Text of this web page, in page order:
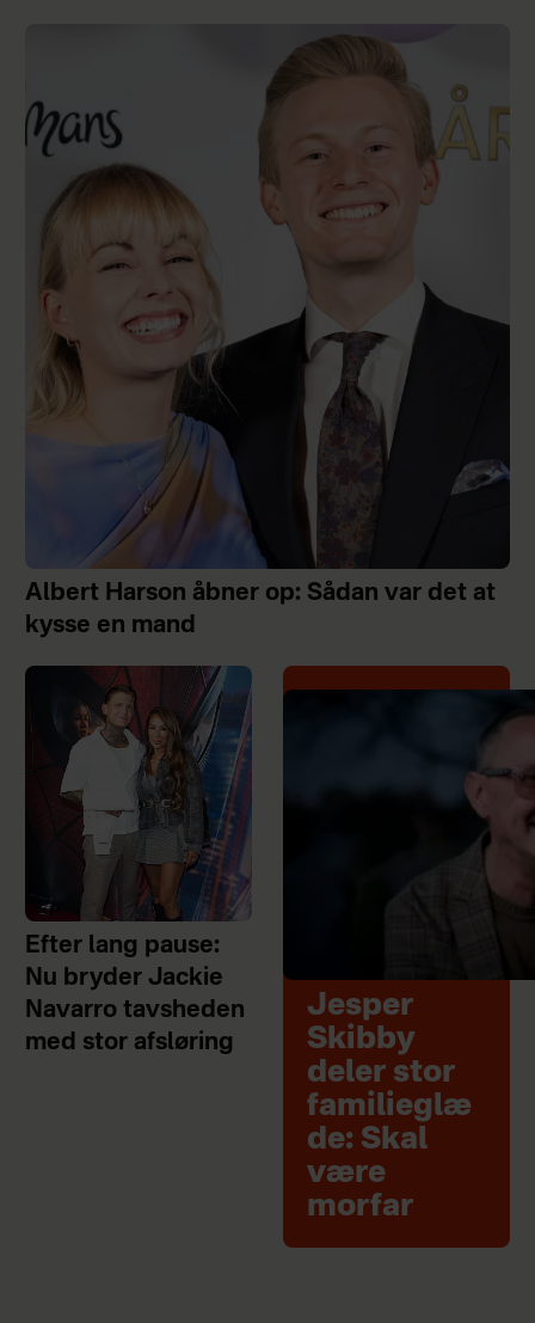
Albert Harson åbner op: Sådan var det at
kysse en mand
Efter lang pause:
Nu bryder Jackie
Navarro tavsheden
med stor afsløring
Jesper
Skibby
deler stor
familieglæ
de: Skal
være
morfar